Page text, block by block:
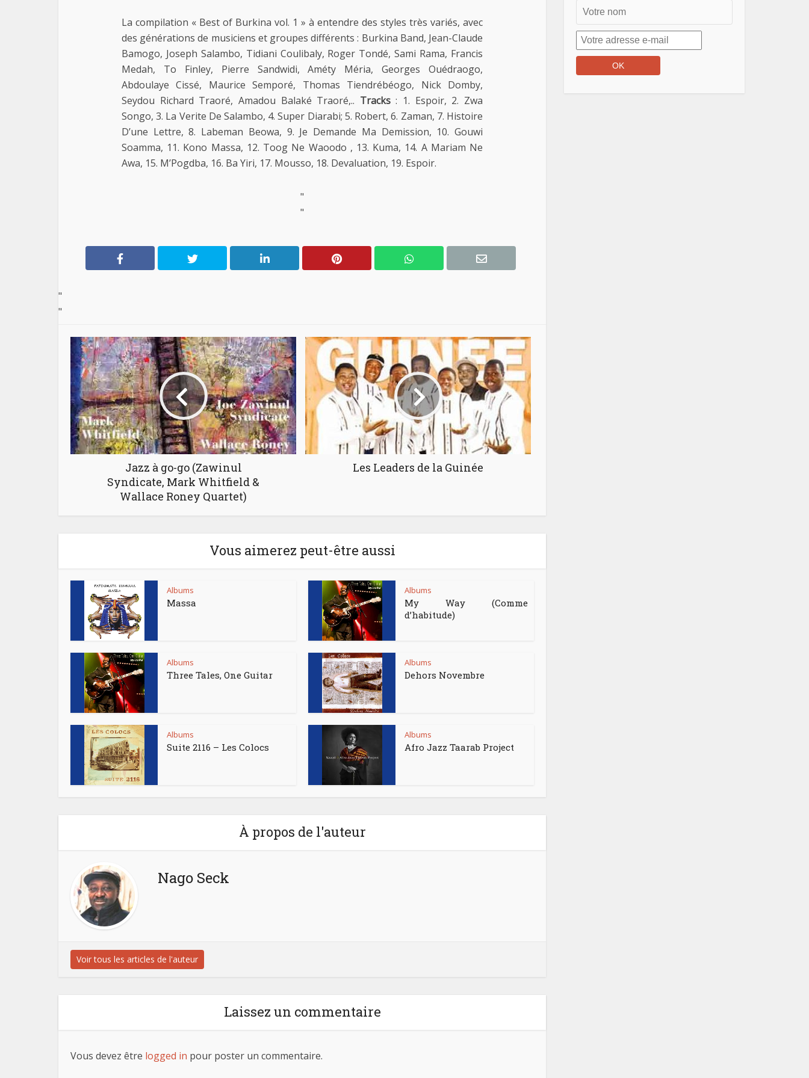
La compilation « Best of Burkina vol. 1 » à entendre des styles très variés, avec
des générations de musiciens et groupes différents : Burkina Band, Jean-Claude
Bamogo, Joseph Salambo, Tidiani Coulibaly, Roger Tondé, Sami Rama, Francis
Medah, To Finley, Pierre Sandwidi, Améty Méria, Georges Ouédraogo,
Abdoulaye Cissé, Maurice Semporé, Thomas Tiendrébéogo, Nick Domby,
Seydou Richard Traoré, Amadou Balaké Traoré,.. Tracks: 1. Espoir, 2. Zwa
Songo, 3. La Verite De Salambo, 4. Super Diarabi; 5. Robert, 6. Zaman, 7. Histoire
D’une Lettre, 8. Labeman Beowa, 9. Je Demande Ma Demission, 10. Gouwi
Soamma, 11. Kono Massa, 12. Toog Ne Waoodo , 13. Kuma, 14. A Mariam Ne
Awa, 15. M’Pogdba, 16. Ba Yiri, 17. Mousso, 18. Devaluation, 19. Espoir.
"
"
"
"
Jazz à go-go (Zawinul
Syndicate, Mark Whitfield &
Wallace Roney Quartet)
Les Leaders de la Guinée
Vous aimerez peut-être aussi
Albums
Massa
Albums
My Way (Comme
d’habitude)
Albums
Three Tales, One Guitar
Albums
Dehors Novembre
Albums
Suite 2116 – Les Colocs
Albums
Afro Jazz Taarab Project
À propos de l'auteur
Nago Seck
Voir tous les articles de l'auteur
Laissez un commentaire
Vous devez être logged in pour poster un commentaire.